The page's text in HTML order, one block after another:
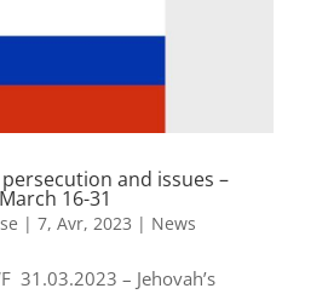
persecution and issues –
16-31
| 7, Avr, 2023 | News
31.03.2023 – Jehovah’s